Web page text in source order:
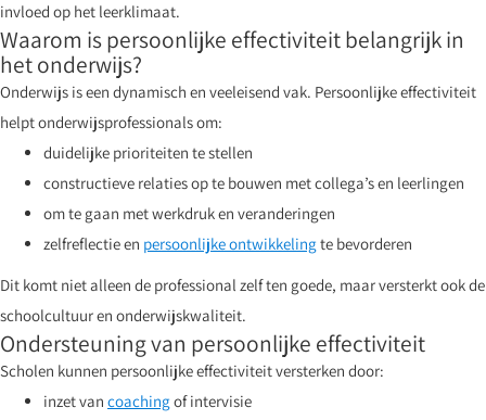
invloed op het leerklimaat.
Waarom is persoonlijke effectiviteit belangrijk in
het onderwijs?
Onderwijs is een dynamisch en veeleisend vak. Persoonlijke effectiviteit
helpt onderwijsprofessionals om:
duidelijke prioriteiten te stellen
constructieve relaties op te bouwen met collega’s en leerlingen
om te gaan met werkdruk en veranderingen
zelfreflectie en persoonlijke ontwikkelingte bevorderen
Dit komt niet alleen de professional zelf ten goede, maar versterkt ook de
schoolcultuur en onderwijskwaliteit.
Ondersteuning van persoonlijke effectiviteit
Scholen kunnen persoonlijke effectiviteit versterken door:
inzet van coachingof intervisie